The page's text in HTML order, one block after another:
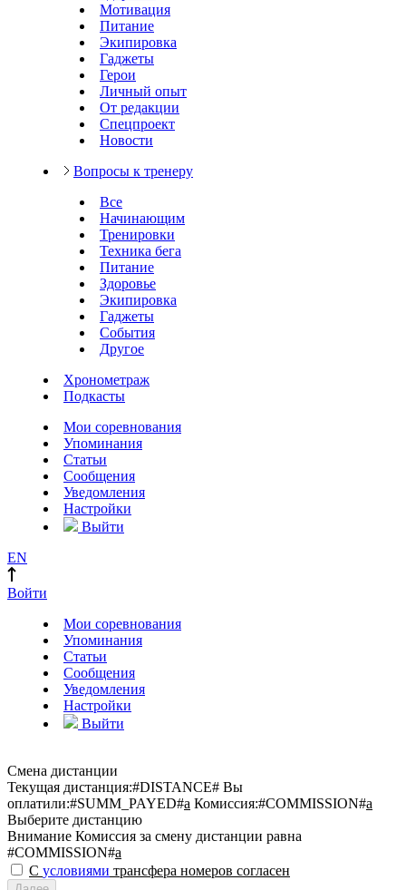
Мотивация
Питание
Экипировка
Гаджеты
Герои
Личный опыт
От редакции
Спецпроект
Новости
Вопросы к тренеру
Все
Начинающим
Тренировки
Техника бега
Питание
Здоровье
Экипировка
Гаджеты
События
Другое
Хронометраж
Подкасты
Мои соревнования
Упоминания
Статьи
Сообщения
Уведомления
Настройки
Выйти
EN
Войти
Мои соревнования
Упоминания
Статьи
Сообщения
Уведомления
Настройки
Выйти
Смена дистанции
Текущая дистанция:#DISTANCE# Вы
оплатили:#SUMM_PAYED#a Комиссия:#COMMISSION#a
Выберите дистанцию
Внимание Комиссия за смену дистанции равна
#COMMISSION#a
С условиями трансфера номеров согласен